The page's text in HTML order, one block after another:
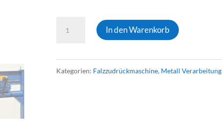
FALZZUDRÜCKMASCHINE
3000
Menge
In den Warenkorb
Kategorien: Falzzudrückmaschine, Metall Verarbeitung